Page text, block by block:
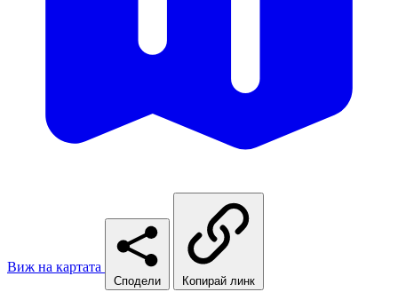
Виж на картата
Сподели Копирай линк